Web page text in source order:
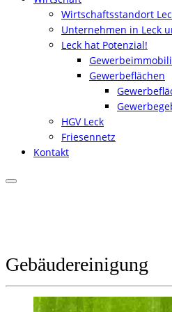
Wirtschaftsstandort
Unternehmen in Leck
Leck hat Potenzial!
Gewerbeflächen
HGV Leck
Friesennetz
Kontakt
Gebäudereinigung